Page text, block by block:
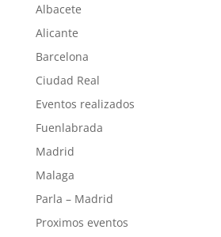
Albacete
Alicante
Barcelona
Ciudad Real
Eventos realizados
Fuenlabrada
Madrid
Malaga
Parla – Madrid
Proximos eventos